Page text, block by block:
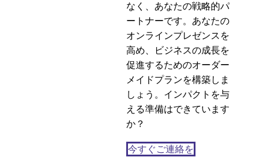
なく、あなたの戦略的パ
ートナーです。あなたの
オンラインプレゼンスを
高め、ビジネスの成長を
促進するためのオーダー
メイドプランを構築しま
しょう。インパクトを与
える準備はできています
か？
今すぐご連絡を